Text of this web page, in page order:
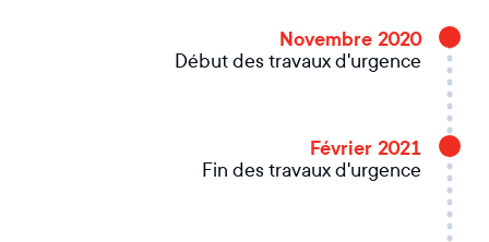
Novembre 2020
Début des travaux d'urgence
Février 2021
Fin des travaux d'urgence